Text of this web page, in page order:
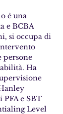
è una
e BCBA
si occupa di
persone
Ha
e SBT
Level